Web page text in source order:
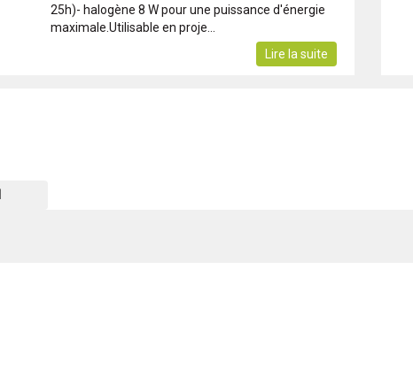
25h)- halogène 8 W pour une puissance d'énergie
maximale.Utilisable en proje...
Lire la suite